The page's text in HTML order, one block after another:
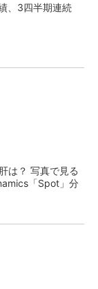
、3四半期連続
は？ 写真で見る
「Spot」分